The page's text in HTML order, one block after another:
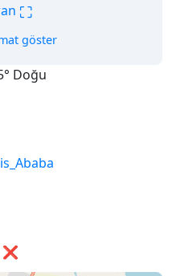
⛶
göster
Doğu
❌